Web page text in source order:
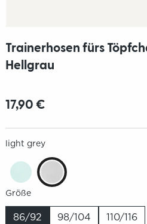
Trainerhosen fürs
Hellgrau
17,90 €
light grey
Größe
86/92 98/104 110/116